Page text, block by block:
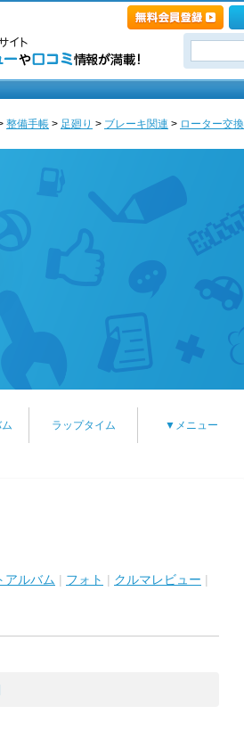
整備手帳 > 足廻り > ブレーキ関連 > ローター交換
ラップタイム ▼メニュー
アルバム | フォト | クルマレビュー |